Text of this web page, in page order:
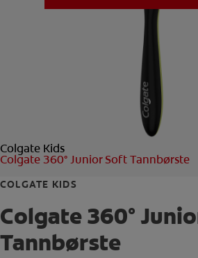
Colgate Kids
Colgate 360° Junior Soft Tannbørste
COLGATE KIDS
Colgate 360°
Tannbørste